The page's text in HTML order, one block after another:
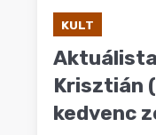
KULT
Krisztián
kedvenc